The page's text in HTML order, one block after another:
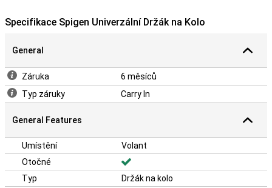
Specifikace Spigen Univerzální Držák na Kolo
General
Záruka
6 měsíců
Typ záruky
Carry In
General Features
Umístění
Volant
Otočné
Typ
Držák na kolo